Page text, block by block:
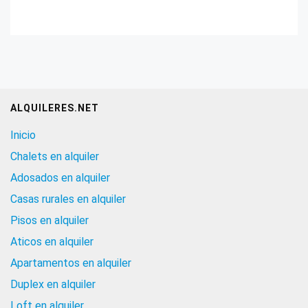
ALQUILERES.NET
Inicio
Chalets en alquiler
Adosados en alquiler
Casas rurales en alquiler
Pisos en alquiler
Aticos en alquiler
Apartamentos en alquiler
Duplex en alquiler